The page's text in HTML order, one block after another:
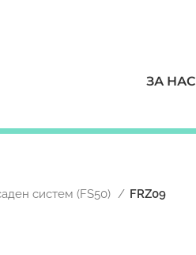
ЗА НАС
систем (FS50) FRZ09